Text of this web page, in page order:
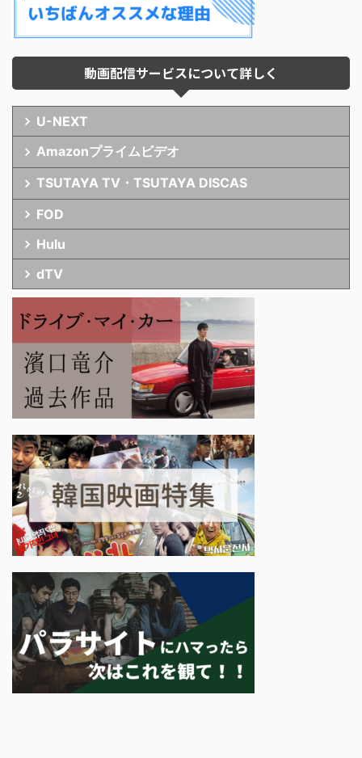
動画配信サービスについて詳しく
U-NEXT
Amazonプライムビデオ
TSUTAYA TV・TSUTAYA DISCAS
FOD
Hulu
dTV